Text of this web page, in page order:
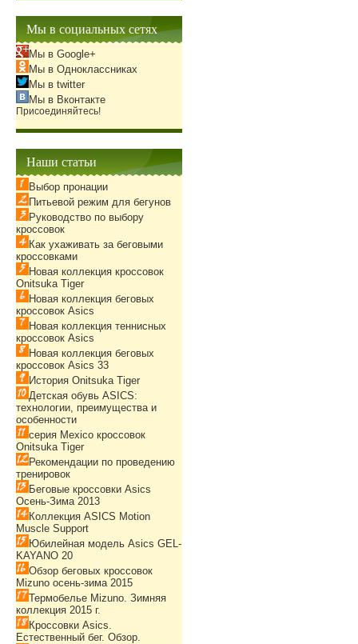
Мы в социальных сетях
Мы в Google+
Мы в Одноклассниках
Мы в twitter
Мы в Вконтакте
Присоединяйтесь!
Наши статьи
Выбор пронации
Питьевой режим для бегунов
Руководство по выбору
кроссовок
Как ухаживать за беговыми
кроссовками
Новая коллекция кроссовок
Onitsuka Tiger
Новая коллекция беговых
кроссовок Asics
Новая коллекция теннисных
кроссовок Asics
Новая коллекция беговых
кроссовок Asics 33
История Onitsuka Tiger
Детская обувь ASICS:
технологии, преимущества и
особенности
серия Mexico кроссовок
Onitsuka Tiger
Рекомендации по проведению
тренировок
Беговые кроссовки Asics
Осень-Зима 2013
Коллекция ASICS Motion
Muscle Support
Юбилейная модель Asics GEL-
KAYANO 20
Обзор беговых кроссовок
Mizuno осень-зима 2015
Термобелье Mizuno. Зимняя
коллекция 2015 г.
Кроссовки Asics.
Естественный бег. Обзор.